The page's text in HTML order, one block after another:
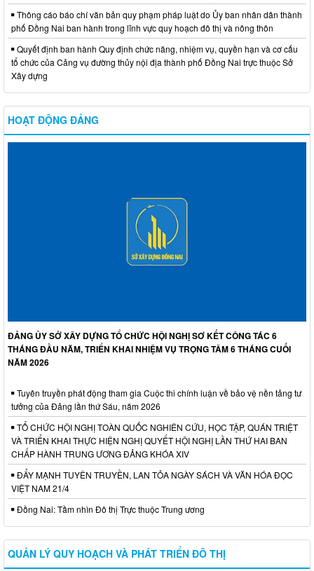
Thông cáo báo chí văn bản quy phạm pháp luật do Ủy ban nhân dân thành
phố Đồng Nai ban hành trong lĩnh vực quy hoạch đô thị và nông thôn
Quyết định ban hành Quy định chức năng, nhiệm vụ, quyền hạn và cơ cấu
tổ chức của Cảng vụ đường thủy nội địa thành phố Đồng Nai trực thuộc Sở
Xây dựng
HOẠT ĐỘNG ĐẢNG
ĐẢNG ỦY SỞ XÂY DỰNG TỔ CHỨC HỘI NGHỊ SƠ KẾT CÔNG TÁC 6
THÁNG ĐẦU NĂM, TRIỂN KHAI NHIỆM VỤ TRỌNG TÂM 6 THÁNG CUỐI
NĂM 2026
Tuyên truyền phát động tham gia Cuộc thi chính luận về bảo vệ nền tảng tư
tưởng của Đảng lần thứ Sáu, năm 2026
TỔ CHỨC HỘI NGHỊ TOÀN QUỐC NGHIÊN CỨU, HỌC TẬP, QUÁN TRIỆT
VÀ TRIỂN KHAI THỰC HIỆN NGHỊ QUYẾT HỘI NGHỊ LẦN THỨ HAI BAN
CHẤP HÀNH TRUNG ƯƠNG ĐẢNG KHÓA XIV
ĐẨY MẠNH TUYÊN TRUYỀN, LAN TỎA NGÀY SÁCH VÀ VĂN HÓA ĐỌC
VIỆT NAM 21/4
Đồng Nai: Tầm nhìn Đô thị Trực thuộc Trung ương
QUẢN LÝ QUY HOẠCH VÀ PHÁT TRIỂN ĐÔ THỊ